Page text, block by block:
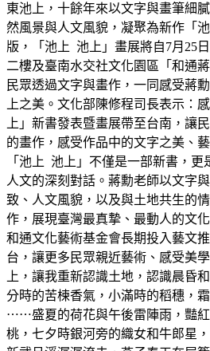
東池上，十餘年來以文字與畫筆細
然風景與人文風貌，凝聚為新作「
版，「池上 池上」畫展將自7月25
二樓及臺南水交社文化園區「和通
民眾透過文字與畫作，一同感受蔣
上之美。文化部陳修程司長表示：
上」新書發表暨畫展帶至台南，讓
的畫作，感受作品中的文字之美、
「池上 池上」不僅是一部新書，
人文的深刻對話。蔣勳老師以文字
致、人文風貌，以及與土地共生的
作，展現臺灣最真摯、最動人的文
和通文化藝術基金會長期投入藝文
台，讓更多民眾親近藝術、感受美
上，讓我重新認識土地，認識晨昏
分時的苦楝香氣，小滿時的稻穗，
⋯⋯盛夏的荷花與午後雷陣雨，豔紅
桃，七夕時銀河旁的織女和牛郎星